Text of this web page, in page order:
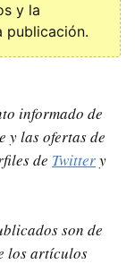
y la
publicación.
informado de
y las ofertas de
de Twittery
son de
los artículos